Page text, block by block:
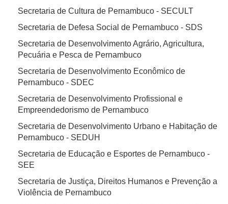
Secretaria de Cultura de Pernambuco - SECULT
Secretaria de Defesa Social de Pernambuco - SDS
Secretaria de Desenvolvimento Agrário, Agricultura,
Pecuária e Pesca de Pernambuco
Secretaria de Desenvolvimento Econômico de
Pernambuco - SDEC
Secretaria de Desenvolvimento Profissional e
Empreendedorismo de Pernambuco
Secretaria de Desenvolvimento Urbano e Habitação de
Pernambuco - SEDUH
Secretaria de Educação e Esportes de Pernambuco -
SEE
Secretaria de Justiça, Direitos Humanos e Prevenção a
Violência de Pernambuco